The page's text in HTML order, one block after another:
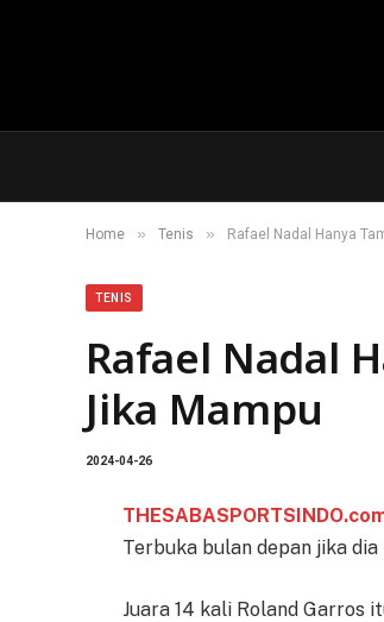
Home » Tenis » Rafael Nadal Hanya
TENIS
Rafael Nadal
Jika Mampu
2024-04-26
Terbuka bulan depan jika dia
Juara 14 kali Roland Garros